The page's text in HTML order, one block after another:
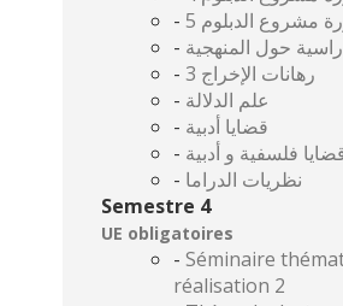
-
مشروع الدبلوم 5
- حول المنهجية
-
رهانات الإخراج 3
- علم الدلالة
- قضايا أدبية
- فلسفية و أدبية
- نظريات الدراما
Semestre 4
UE obligatoires
- Séminaire
réalisation 2